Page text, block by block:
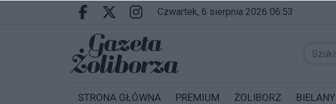
Przejdź do głównych treści
Przejdź do wyszukiwarki
Przejdź do głównego menu
Facebook.com
X.comInstagram.com
czwartek, 6 sierpnia 2026 06:53
STRONA GŁÓWNA PREMIUM ŻOLIBORZ BIELANY